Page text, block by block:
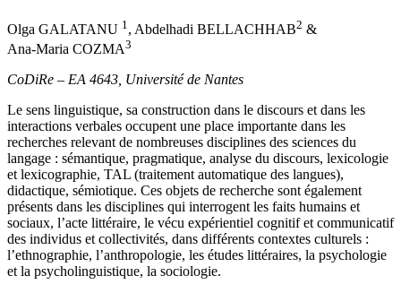
Olga GALATANU 1 , Abdelhadi BELLACHHAB2 &
Ana-Maria COZMA3
CoDiRe – EA 4643, Université de Nantes
Le sens linguistique, sa construction dans le discours et dans les
inter­actions verbales occupent une place importante dans les
recherches relevant de nombreuses disciplines des sciences du
langage : sémantique, pragmatique, analyse du discours, lexicologie
et lexicographie, TAL (traitement automatique des langues),
didactique, sémiotique. Ces objets de recherche sont également
présents dans les disciplines qui interrogent les faits humains et
sociaux, l’acte littéraire, le vécu expérientiel cognitif et communicatif
des individus et collectivités, dans différents contextes culturels :
l’ethnographie, l’anthropologie, les études littéraires, la psycho­logie
et la psycholinguistique, la sociologie.